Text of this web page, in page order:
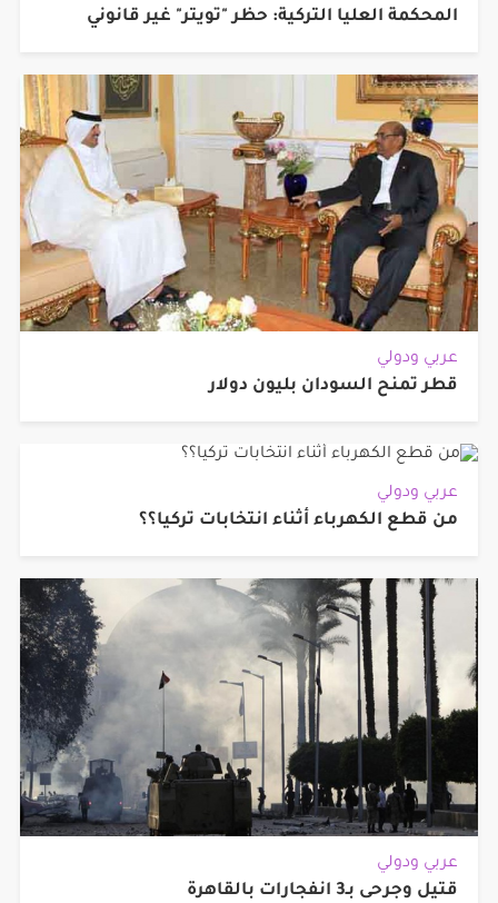
المحكمة العليا التركية: حظر "تويتر" غير قانوني
عربي ودولي
قطر تمنح السودان بليون دولار
عربي ودولي
من قطع الكهرباء أثناء انتخابات تركيا؟؟
عربي ودولي
قتيل وجرحى بـ3 انفجارات بالقاهرة